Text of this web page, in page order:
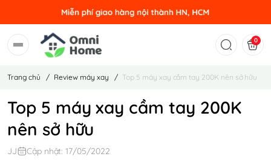
0
Trang chủ / Review máy xay / Top 5 máy xay cầm tay 200K nên sở hữu
Top 5 máy xay cầm tay 200K
nên sở hữu
JJ Cập nhật: 17/05/2022